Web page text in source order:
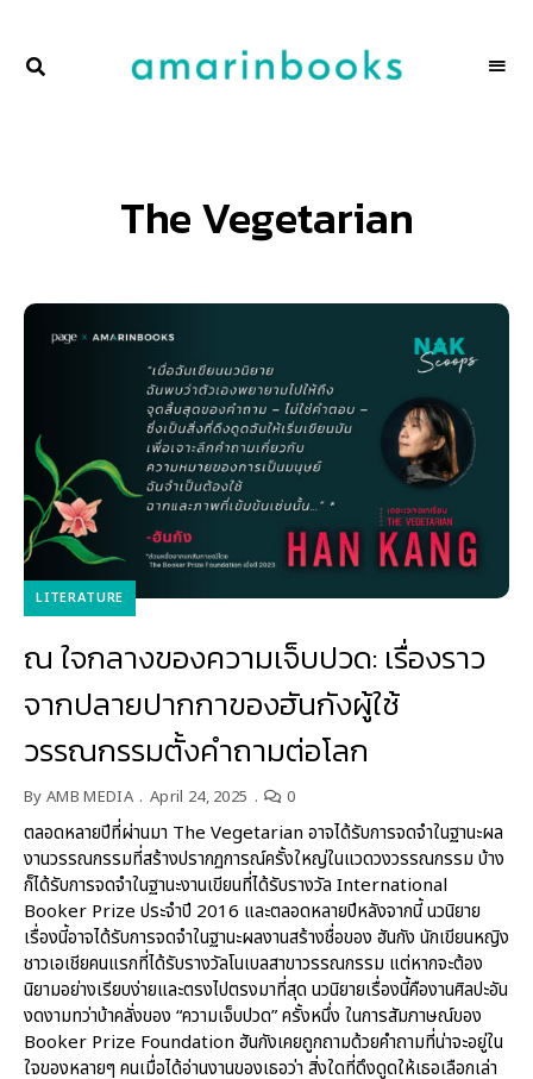
amarinbooks
The Vegetarian
LITERATURE
ณ ใจกลางของความเจ็บปวด: เรื่องราว
จากปลายปากกาของฮันกังผู้ใช้
วรรณกรรมตั้งคำถามต่อโลก
By AMB MEDIA April 24, 2025 0
ตลอดหลายปีที่ผ่านมา The Vegetarian อาจได้รับการจดจำในฐานะผล
งานวรรณกรรมที่สร้างปรากฏการณ์ครั้งใหญ่ในแวดวงวรรณกรรม บ้าง
ก็ได้รับการจดจำในฐานะงานเขียนที่ได้รับรางวัล International
Booker Prize ประจำปี 2016 และตลอดหลายปีหลังจากนี้ นวนิยาย
เรื่องนี้อาจได้รับการจดจำในฐานะผลงานสร้างชื่อของ ฮันกัง นักเขียนหญิง
ชาวเอเชียคนแรกที่ได้รับรางวัลโนเบลสาขาวรรณกรรม แต่หากจะต้อง
นิยามอย่างเรียบง่ายและตรงไปตรงมาที่สุด นวนิยายเรื่องนี้คืองานศิลปะอัน
งดงามทว่าบ้าคลั่งของ “ความเจ็บปวด” ครั้งหนึ่ง ในการสัมภาษณ์ของ
Booker Prize Foundation ฮันกังเคยถูกถามด้วยคำถามที่น่าจะอยู่ใน
ใจของหลายๆ คนเมื่อได้อ่านงานของเธอว่า สิ่งใดที่ดึงดูดให้เธอเลือกเล่า